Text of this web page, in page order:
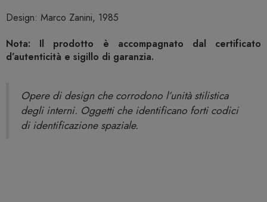
Design: Marco Zanini, 1985
Nota: Il prodotto è accompagnato dal certificato
d’autenticità e sigillo di garanzia.
Opere di design che corrodono l’unità stilistica
degli interni. Oggetti che identificano forti codici
di identificazione spaziale.